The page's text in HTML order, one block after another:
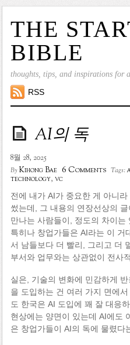
THE
BIBLE
thoughts, tips, and inspirations for
RSS
AI의 독
8월 28, 2025
ByKihong Bae 6 Comments Tags:
technology, vc
전에 내가 AI가 중요한 게 아니
썼는데, 그 내용의 연장선상의
만나는 사람들이, 정도의 차이는
특히나 창업가들은 AI라는 이
서 남들보다 더 빨리, 그리고 더
부서와 업무와는 상관없이 전사
실은, 기술의 변화에 민감하게
을 도입하는 건 여러 가지 면에
도 한국은 AI 도입에 꽤 잘 대응
현상에는 양면이 있는데 AI에도
은 창업가들이 AI의 독에 물렸다